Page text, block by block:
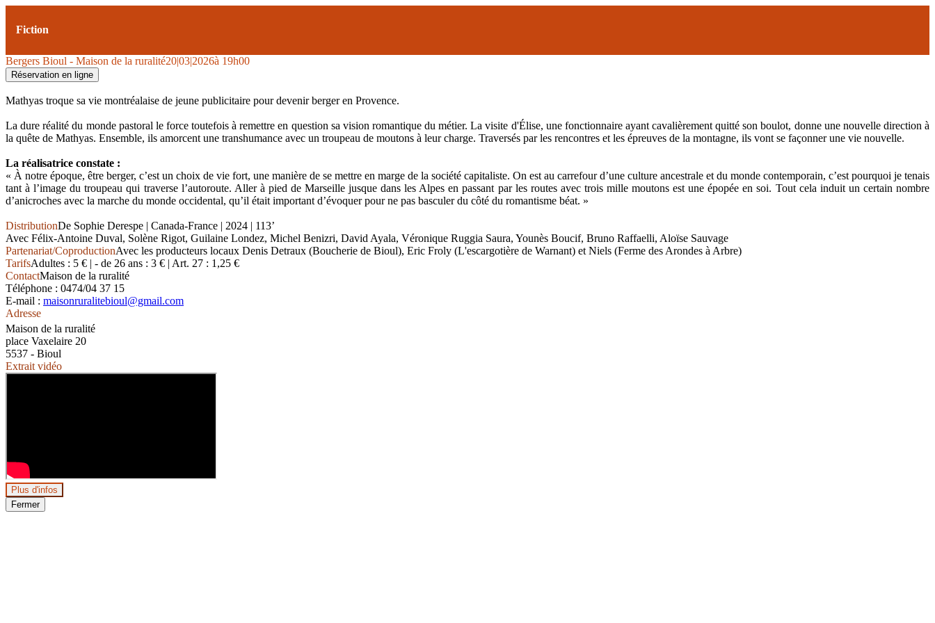
Fiction
Bergers Bioul - Maison de la ruralité20|03|2026à 19h00
Réservation en ligne
Mathyas troque sa vie montréalaise de jeune publicitaire pour devenir berger en Provence.
La dure réalité du monde pastoral le force toutefois à remettre en question sa vision romantique du métier. La visite d'Élise, une fonctionnaire ayant cavalièrement quitté son boulot, donne une nouvelle direction à
la quête de Mathyas. Ensemble, ils amorcent une transhumance avec un troupeau de moutons à leur charge. Traversés par les rencontres et les épreuves de la montagne, ils vont se façonner une vie nouvelle.
La réalisatrice constate :
« À notre époque, être berger, c’est un choix de vie fort, une manière de se mettre en marge de la société capitaliste. On est au carrefour d’une culture ancestrale et du monde contemporain, c’est pourquoi je tenais
tant à l’image du troupeau qui traverse l’autoroute. Aller à pied de Marseille jusque dans les Alpes en passant par les routes avec trois mille moutons est une épopée en soi. Tout cela induit un certain nombre
d’anicroches avec la marche du monde occidental, qu’il était important d’évoquer pour ne pas basculer du côté du romantisme béat. »
DistributionDe Sophie Derespe | Canada-France | 2024 | 113’
Avec Félix-Antoine Duval, Solène Rigot, Guilaine Londez, Michel Benizri, David Ayala, Véronique Ruggia Saura, Younès Boucif, Bruno Raffaelli, Aloïse Sauvage
Partenariat/CoproductionAvec les producteurs locaux Denis Detraux (Boucherie de Bioul), Eric Froly (L'escargotière de Warnant) et Niels (Ferme des Arondes à Arbre)
TarifsAdultes : 5 € | - de 26 ans : 3 € | Art. 27 : 1,25 €
ContactMaison de la ruralité
Téléphone : 0474/04 37 15
E-mail : maisonruralitebioul@gmail.com
Adresse
Maison de la ruralité
place Vaxelaire 20
5537 - Bioul
Extrait vidéo
Plus d'infos
Fermer